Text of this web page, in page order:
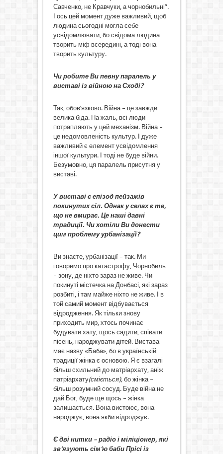
Савченко, не Кравчуки, а чорнобильні”.
І ось цей момент дуже важливий, щоб
людина сьогодні могла себе
усвідомлювати, бо свідома людина
творить міф всередині, а тоді вона
творить культуру.
Чи робите Ви певну паралель у
виставі із війною на Сході?
Так, обов’язково. Війна – це завжди
велика біда. На жаль, всі люди
потрапляють у цей механізм. Війна –
це недомовленість культур. І дуже
важливий є елемент усвідомлення
іншої культури. І тоді не буде війни.
Безумовно, ця паралель присутня у
виставі.
У виставі є епізод пейзажів
покинутих сіл. Однак у селах є те,
що не вмирає. Це наші давні
традиції. Чи хотіли Ви донести
цим проблему урбанізації?
Ви знаєте, урбанізації – так. Ми
говоримо про катастрофу, Чорнобиль
– зону, де ніхто зараз не живе. Чи
покинуті містечка на Донбасі, які зараз
розбиті, і там майже ніхто не живе. І в
той самий момент відбувається
відродження. Як тільки знову
приходить мир, хтось починає
будувати хату, щось садити, співати
пісень, народжувати дітей. Вистава
має назву «Баба», бо в українській
традиції жінка є основою. Я є взагалі
більш схильний до матріархату, аніж
патріархату(сміється),бо жінка –
більш розумний сосуд. Буде війна не
дай Бог, буде ще щось – жінка
залишається. Вона вистоює, вона
народжує, вона якби відроджує.
Є дві нитки – радіо і міліціонер, які
зв’язують сім’ю баби Прісі із